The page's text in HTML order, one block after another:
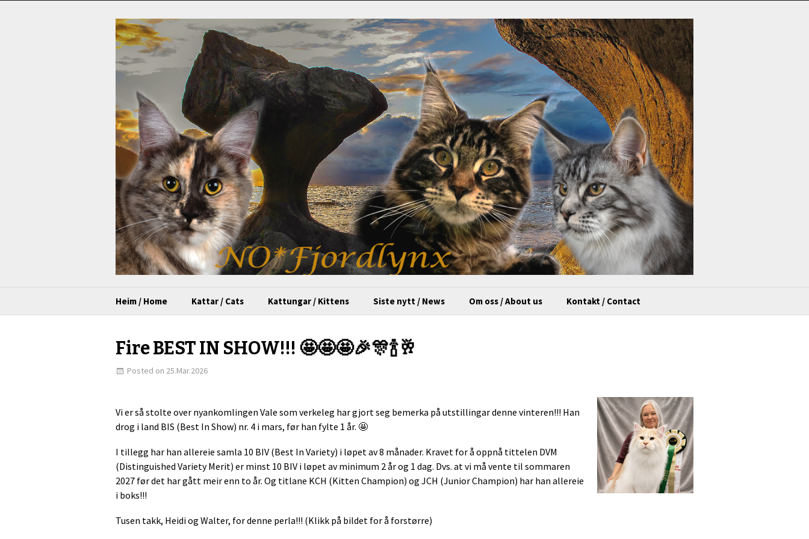
Heim / Home Kattar / Cats Kattungar / Kittens Siste nytt / News Om oss / About us Kontakt / Contact
Fire BEST IN SHOW!!! 🤩🤩🤩🎉🎊🍾🥂
Posted on 25.Mar.2026
Vi er så stolte over nyankomlingen Vale som verkeleg har gjort seg bemerka på utstillingar denne vinteren!!! Han
drog i land BIS (Best In Show) nr. 4 i mars, før han fylte 1 år. 🤩
I tillegg har han allereie samla 10 BIV (Best In Variety) i løpet av 8 månader. Kravet for å oppnå tittelen DVM
(Distinguished Variety Merit) er minst 10 BIV i løpet av minimum 2 år og 1 dag. Dvs. at vi må vente til sommaren
2027 før det har gått meir enn to år. Og titlane KCH (Kitten Champion) og JCH (Junior Champion) har han allereie
i boks!!!
Tusen takk, Heidi og Walter, for denne perla!!! (Klikk på bildet for å forstørre)